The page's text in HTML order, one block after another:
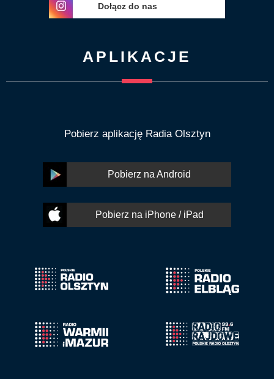
Dołącz do nas
APLIKACJE
Pobierz aplikację Radia Olsztyn
Pobierz na Android
Pobierz na iPhone / iPad